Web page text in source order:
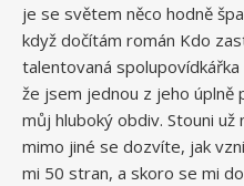
je se světem něco hodně
když dočítám román Kdo
talentovaná spolupovídkářka
že jsem jednou z jeho úplně
můj hluboký obdiv. Stouni
mimo jiné se dozvíte, jak
mi 50 stran, a skoro se mi